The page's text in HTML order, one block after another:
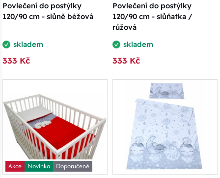
Povlečení do postýlky
120/90 cm - slůně béžová
skladem
333 Kč
Povlečení do postýlky
120/90 cm - slůňatka /
růžová
skladem
333 Kč
Akce Novinka Doporučené